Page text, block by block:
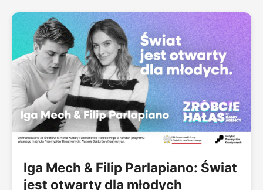
Iga Mech & Filip Parlapiano: Świat
jest otwarty dla młodych